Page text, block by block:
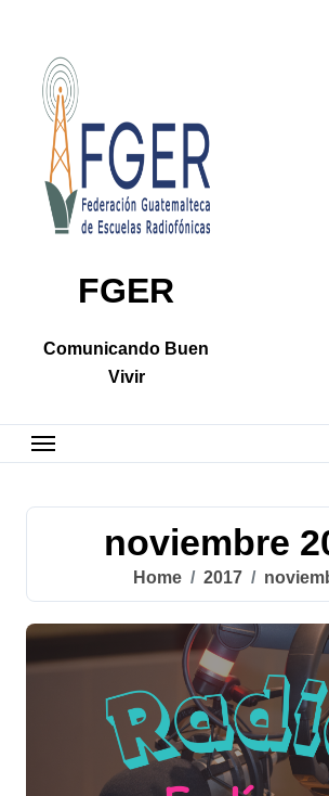
content
FGER
Comunicando Buen
Vivir
noviembre
Home 2017